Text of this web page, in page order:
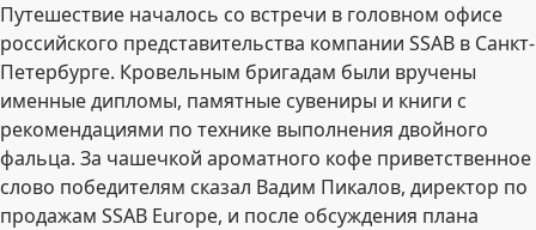
Путешествие началось со встречи в головном офисе
российского представительства компании SSAB в Санкт-
Петербурге. Кровельным бригадам были вручены
именные дипломы, памятные сувениры и книги с
рекомендациями по технике выполнения двойного
фальца. За чашечкой ароматного кофе приветственное
слово победителям сказал Вадим Пикалов, директор по
продажам SSAB Europe, и после обсуждения плана